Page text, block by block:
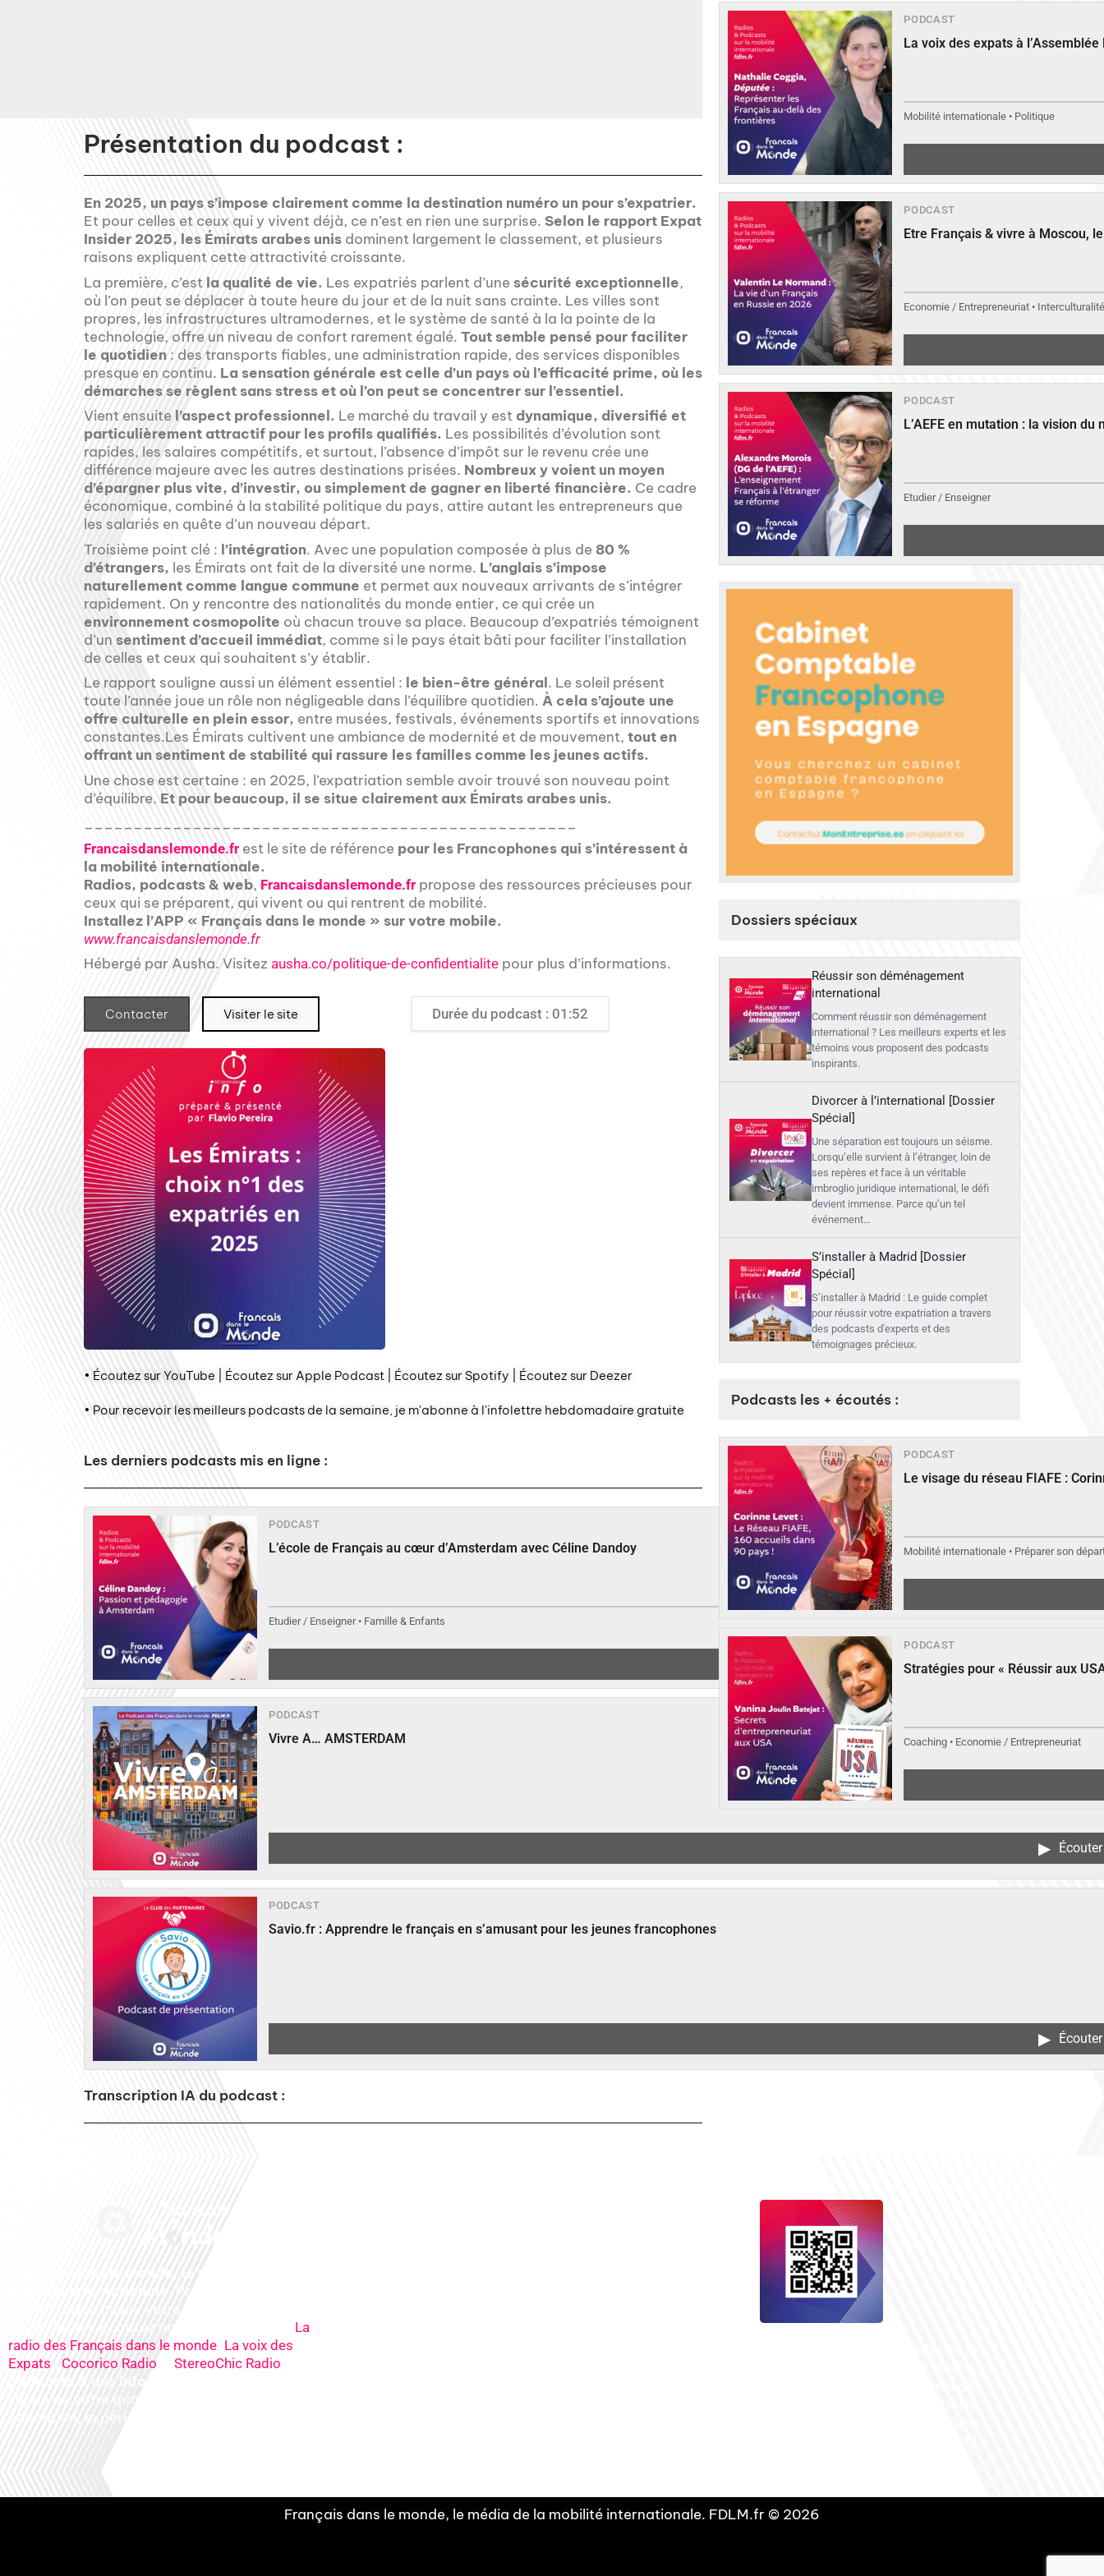
Présentation du podcast :
En 2025, un pays s’impose clairement comme la destination numéro un pour s’expatrier.
Et pour celles et ceux qui y vivent déjà, ce n’est en rien une surprise. Selon le rapport Expat
Insider 2025, les Émirats arabes unis dominent largement le classement, et plusieurs
raisons expliquent cette attractivité croissante.
La première, c’est la qualité de vie. Les expatriés parlent d’une sécurité exceptionnelle,
où l’on peut se déplacer à toute heure du jour et de la nuit sans crainte. Les villes sont
propres, les infrastructures ultramodernes, et le système de santé à la la pointe de la
technologie, offre un niveau de confort rarement égalé. Tout semble pensé pour faciliter
le quotidien : des transports fiables, une administration rapide, des services disponibles
presque en continu. La sensation générale est celle d’un pays où l’efficacité prime, où les
démarches se règlent sans stress et où l’on peut se concentrer sur l’essentiel.
Vient ensuite l’aspect professionnel. Le marché du travail y est dynamique, diversifié et
particulièrement attractif pour les profils qualifiés. Les possibilités d’évolution sont
rapides, les salaires compétitifs, et surtout, l’absence d’impôt sur le revenu crée une
différence majeure avec les autres destinations prisées. Nombreux y voient un moyen
d’épargner plus vite, d’investir, ou simplement de gagner en liberté financière. Ce cadre
économique, combiné à la stabilité politique du pays, attire autant les entrepreneurs que
les salariés en quête d’un nouveau départ.
Troisième point clé : l’intégration. Avec une population composée à plus de 80 %
d’étrangers, les Émirats ont fait de la diversité une norme. L’anglais s’impose
naturellement comme langue commune et permet aux nouveaux arrivants de s’intégrer
rapidement. On y rencontre des nationalités du monde entier, ce qui crée un
environnement cosmopolite où chacun trouve sa place. Beaucoup d’expatriés témoignent
d’un sentiment d’accueil immédiat, comme si le pays était bâti pour faciliter l’installation
de celles et ceux qui souhaitent s’y établir.
Le rapport souligne aussi un élément essentiel : le bien-être général. Le soleil présent
toute l’année joue un rôle non négligeable dans l’équilibre quotidien. À cela s’ajoute une
offre culturelle en plein essor, entre musées, festivals, événements sportifs et innovations
constantes.Les Émirats cultivent une ambiance de modernité et de mouvement, tout en
offrant un sentiment de stabilité qui rassure les familles comme les jeunes actifs.
Une chose est certaine : en 2025, l’expatriation semble avoir trouvé son nouveau point
d’équilibre. Et pour beaucoup, il se situe clairement aux Émirats arabes unis.
__________________________________________________
Francaisdanslemonde.fr est le site de référence pour les Francophones qui s’intéressent à
la mobilité internationale.
Radios, podcasts & web, Francaisdanslemonde.fr propose des ressources précieuses pour
ceux qui se préparent, qui vivent ou qui rentrent de mobilité.
Installez l’APP « Français dans le monde » sur votre mobile.
www.francaisdanslemonde.fr
Hébergé par Ausha. Visitez ausha.co/politique-de-confidentialite pour plus d’informations.
Contacter Visiter le site Durée du podcast : 01:52
• Écoutez sur YouTube | Écoutez sur Apple Podcast | Écoutez sur Spotify | Écoutez sur Deezer
• Pour recevoir les meilleurs podcasts de la semaine, je m'abonne à l'infolettre hebdomadaire gratuite
Les derniers podcasts mis en ligne :
PODCAST
L’école de Français au cœur d’Amsterdam avec Céline Dandoy
Etudier / Enseigner • Famille & Enfants
▶︎ Écouter
PODCAST
Vivre A… AMSTERDAM
▶︎ Écouter
PODCAST
Savio.fr : Apprendre le français en s’amusant pour les jeunes francophones
▶︎ Écouter
Transcription IA du podcast :
PODCAST
La voix des expats à
Mobilité internationale • Politique
PODCAST
Etre Français & vivre à Moscou,
Economie / Entrepreneuriat •
PODCAST
L’AEFE en mutation : la vision
Etudier / Enseigner
Dossiers spéciaux
Réussir son déménagement
international
Comment réussir son déménagement
international ? Les meilleurs experts et les
témoins vous proposent des podcasts
inspirants.
Divorcer à l’international [Dossier
Spécial]
Une séparation est toujours un séisme.
Lorsqu’elle survient à l’étranger, loin de
ses repères et face à un véritable
imbroglio juridique international, le défi
devient immense. Parce qu’un tel
événement…
S’installer à Madrid [Dossier
Spécial]
S’installer à Madrid : Le guide complet
pour réussir votre expatriation a travers
des podcasts d'experts et des
témoignages précieux.
Podcasts les + écoutés :
PODCAST
Le visage du réseau FIAFE :
Mobilité internationale • Préparer son
PODCAST
Stratégies pour « Réussir aux
Coaching • Economie / Entrepreneuriat
La
radio des Français dans le monde La voix des
Expats
Cocorico Radio StereoChic Radio
Français dans le monde, le média de la mobilité internationale. FDLM.fr © 2026